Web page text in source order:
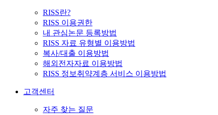
RISS란?
RISS 이용권한
내 관심논문 등록방법
RISS 자료 유형별 이용방법
복사/대출 이용방법
해외전자자료 이용방법
RISS 정보취약계층 서비스 이용방법
고객센터
자주 찾는 질문